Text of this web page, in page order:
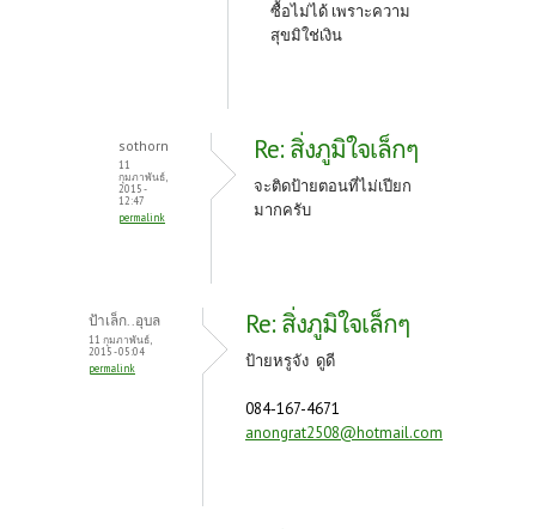
ซื้อไม่ได้ เพราะความ
สุขมิใช่เงิน
sothorn
11
กุมภาพันธ์,
2015 -
12:47
permalink
Re: สิ่งภูมิใจเล็กๆ
จะติดป้ายตอนที่ไม่เปียก
มากครับ
ป้าเล็ก..อุบล
11 กุมภาพันธ์,
2015 - 05:04
permalink
Re: สิ่งภูมิใจเล็กๆ
ป้ายหรูจัง ดูดี
084-167-4671
anongrat2508@hotmail.com